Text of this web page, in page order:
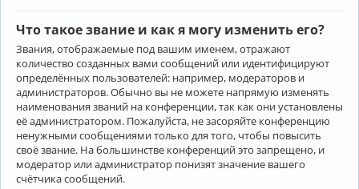
Что такое звание и как я могу изменить его?
Звания, отображаемые под вашим именем, отражают
количество созданных вами сообщений или идентифицируют
определённых пользователей: например, модераторов и
администраторов. Обычно вы не можете напрямую изменять
наименования званий на конференции, так как они установлены
её администратором. Пожалуйста, не засоряйте конференцию
ненужными сообщениями только для того, чтобы повысить
своё звание. На большинстве конференций это запрещено, и
модератор или администратор понизят значение вашего
счётчика сообщений.